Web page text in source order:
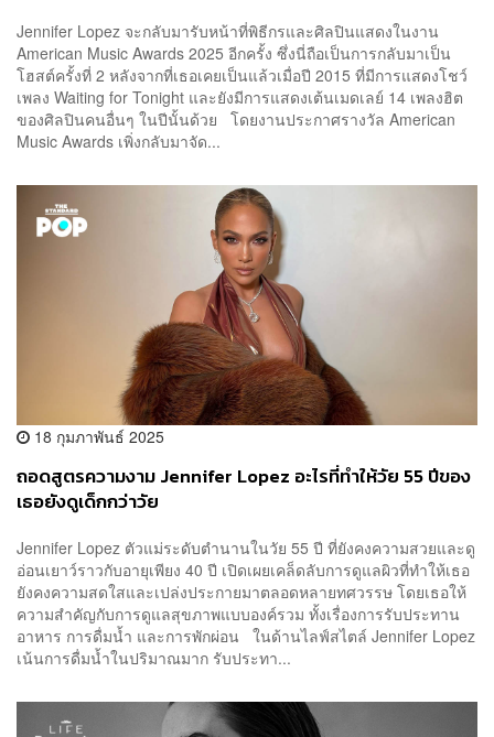
Jennifer Lopez จะกลับมารับหน้าที่พิธีกรและศิลปินแสดงในงาน
American Music Awards 2025 อีกครั้ง ซึ่งนี่ถือเป็นการกลับมาเป็น
โฮสต์ครั้งที่ 2 หลังจากที่เธอเคยเป็นแล้วเมื่อปี 2015 ที่มีการแสดงโชว์
เพลง Waiting for Tonight และยังมีการแสดงเต้นเมดเลย์ 14 เพลงฮิต
ของศิลปินคนอื่นๆ ในปีนั้นด้วย โดยงานประกาศรางวัล American
Music Awards เพิ่งกลับมาจัด...
18 กุมภาพันธ์ 2025
ถอดสูตรความงาม Jennifer Lopez อะไรที่ทำให้วัย 55 ปีของ
เธอยังดูเด็กกว่าวัย
Jennifer Lopez ตัวแม่ระดับตำนานในวัย 55 ปี ที่ยังคงความสวยและดู
อ่อนเยาว์ราวกับอายุเพียง 40 ปี เปิดเผยเคล็ดลับการดูแลผิวที่ทำให้เธอ
ยังคงความสดใสและเปล่งประกายมาตลอดหลายทศวรรษ โดยเธอให้
ความสำคัญกับการดูแลสุขภาพแบบองค์รวม ทั้งเรื่องการรับประทาน
อาหาร การดื่มน้ำ และการพักผ่อน ในด้านไลฟ์สไตล์ Jennifer Lopez
เน้นการดื่มน้ำในปริมาณมาก รับประทา...